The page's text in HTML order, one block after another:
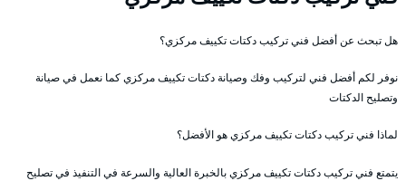
هل تبحث عن أفضل فني تركيب دكتات تكييف مركزي؟
نوفر لكم أفضل فني لتركيب وفك وصيانة دكتات تكييف مركزي كما نعمل في صيانة
وتصليح الدكتات
لماذا فني تركيب دكتات تكييف مركزي هو الأفضل؟
يتمتع فني تركيب دكتات تكييف مركزي بالخبرة العالية والسرعة في التنفيذ في تصليح